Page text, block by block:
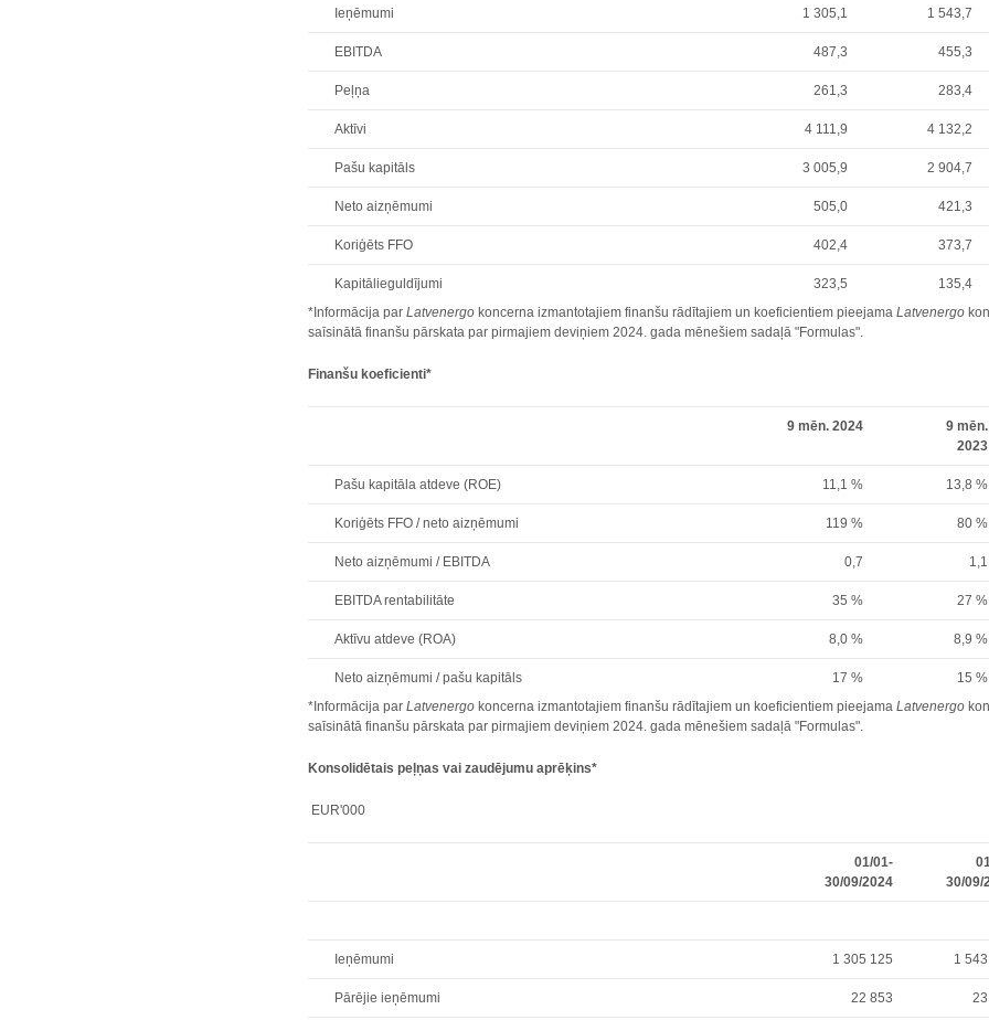
Ieņēmumi 1 305,1 1 543,7
EBITDA 487,3 455,3
Peļņa 261,3 283,4
Aktīvi 4 111,9 4 132,2
Pašu kapitāls 3 005,9 2 904,7
Neto aizņēmumi 505,0 421,3
Koriģēts FFO 402,4 373,7
Kapitālieguldījumi 323,5
135,4
*Informācija parLatvenergo koncerna izmantotajiem finanšu rādītajiem un koeficientiem pieejamaLatvenergo
saīsinātā finanšu pārskata par pirmajiem deviņiem 2024. gada mēnešiem sadaļā "Formulas".
Finanšu koeficienti*
9 mēn. 2024
9 mēn.
2023
Pašu kapitāla atdeve (ROE) 11,1 % 13,8 %
Koriģēts FFO / neto aizņēmumi 119 % 80 %
Neto aizņēmumi / EBITDA 0,7 1,1
EBITDA rentabilitāte 35 % 27 %
Aktīvu atdeve (ROA) 8,0 % 8,9 %
Neto aizņēmumi / pašu kapitāls 17 %
15 %
*Informācija parLatvenergo koncerna izmantotajiem finanšu rādītajiem un koeficientiem pieejamaLatvenergo
saīsinātā finanšu pārskata par pirmajiem deviņiem 2024. gada mēnešiem sadaļā "Formulas".
Konsolidētais peļņas vai zaudējumu aprēķins*
EUR'000
01/01-
30/09/2024
30/09/
Ieņēmumi 1 305 125 1
Pārējie ieņēmumi 22 853